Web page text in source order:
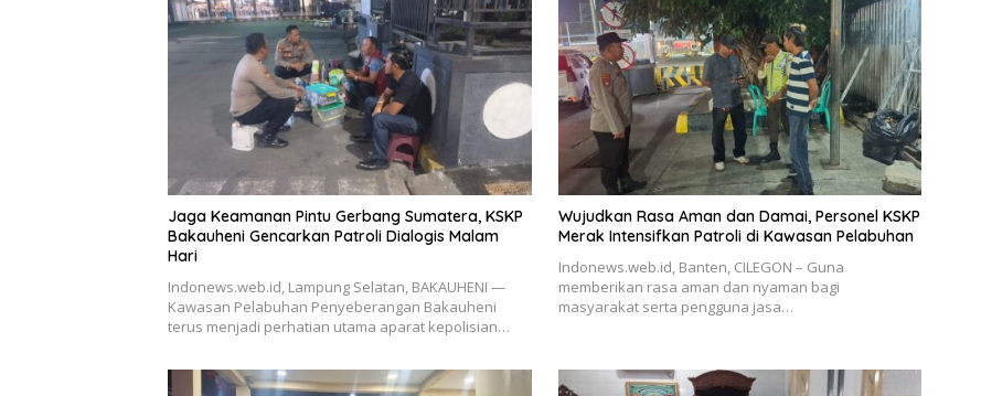
Jaga Keamanan Pintu Gerbang Sumatera, KSKP
Bakauheni Gencarkan Patroli Dialogis Malam
Hari
Indonews.web.id, Lampung Selatan, BAKAUHENI —
Kawasan Pelabuhan Penyeberangan Bakauheni
terus menjadi perhatian utama aparat kepolisian…
Wujudkan Rasa Aman dan Damai, Personel KSKP
Merak Intensifkan Patroli di Kawasan Pelabuhan
Indonews.web.id, Banten, CILEGON – Guna
memberikan rasa aman dan nyaman bagi
masyarakat serta pengguna jasa…